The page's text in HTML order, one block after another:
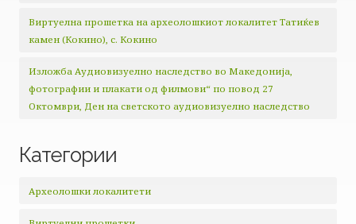
Виртуелна прошетка на археолошкиот локалитет Татиќев
камен (Кокино), с. Кокино
Изложба Аудиовизуелно наследство во Македонија,
фотографии и плакати од филмови“ по повод 27
Октомври, Ден на светското аудиовизуелно наследство
Категории
Археолошки локалитети